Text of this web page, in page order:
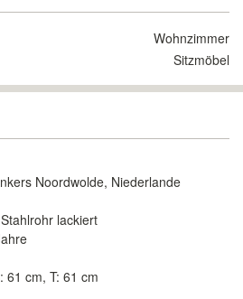
Wohnzimmer
Sitzmöbel
Noordwolde, Niederlande
lackiert
61 cm, T: 61 cm